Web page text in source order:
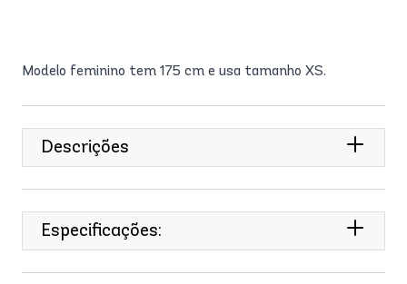
Modelo feminino tem 175 cm e usa tamanho XS.
Descrições
Especificações: